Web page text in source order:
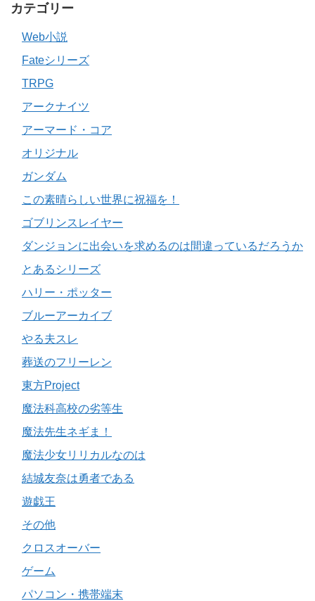
カテゴリー
Web小説
Fateシリーズ
TRPG
アークナイツ
アーマード・コア
オリジナル
ガンダム
この素晴らしい世界に祝福を！
ゴブリンスレイヤー
ダンジョンに出会いを求めるのは間違っているだろうか
とあるシリーズ
ハリー・ポッター
ブルーアーカイブ
やる夫スレ
葬送のフリーレン
東方Project
魔法科高校の劣等生
魔法先生ネギま！
魔法少女リリカルなのは
結城友奈は勇者である
遊戯王
その他
クロスオーバー
ゲーム
パソコン・携帯端末